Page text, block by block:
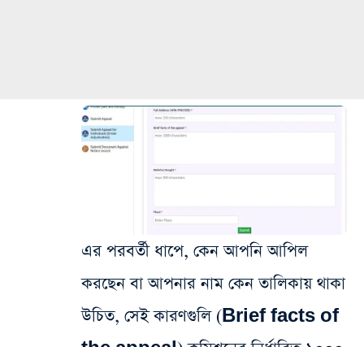
এর পরবর্তী ধাপে, কেন আপনি আপিল
করছেন বা আপনার নাম কেন তালিকায় থাকা
উচিত, সেই কারণগুলি (Brief facts of